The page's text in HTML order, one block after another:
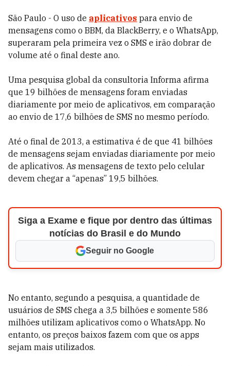
São Paulo - O uso de aplicativos para envio de
mensagens como o BBM, da BlackBerry, e o WhatsApp,
superaram pela primeira vez o SMS e irão dobrar de
volume até o final deste ano.
Uma pesquisa global da consultoria Informa afirma
que 19 bilhões de mensagens foram enviadas
diariamente por meio de aplicativos, em comparação
ao envio de 17,6 bilhões de SMS no mesmo período.
Até o final de 2013, a estimativa é de que 41 bilhões
de mensagens sejam enviadas diariamente por meio
de aplicativos. As mensagens de texto pelo celular
devem chegar a “apenas” 19,5 bilhões.
Siga a Exame e fique por dentro das últimas
notícias do Brasil e do Mundo
Seguir no Google
No entanto, segundo a pesquisa, a quantidade de
usuários de SMS chega a 3,5 bilhões e somente 586
milhões utilizam aplicativos como o WhatsApp. No
entanto, os preços baixos fazem com que os apps
sejam mais utilizados.